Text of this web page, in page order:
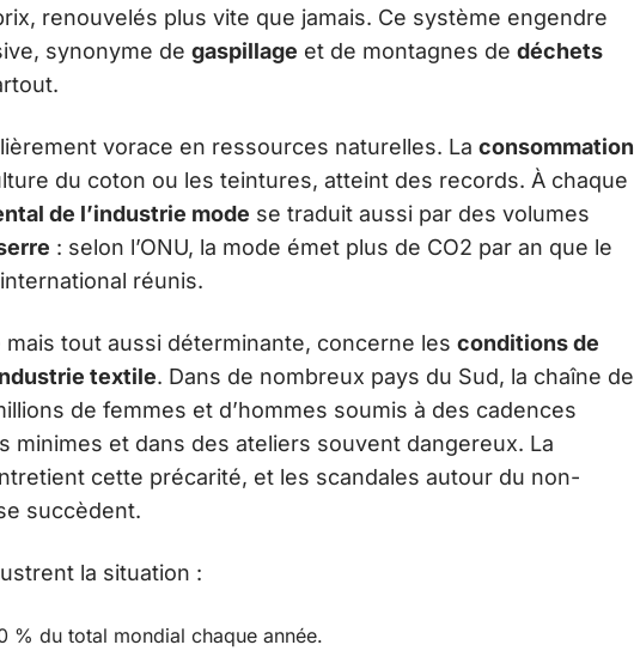
renouvelés plus vite que jamais. Ce système engendre
synonyme de gaspillage et de montagnes de déchets
vorace en ressources naturelles. La consommation
du coton ou les teintures, atteint des records. À chaque
de l’industrie mode se traduit aussi par des volumes
: selon l’ONU, la mode émet plus de CO2 par an que le
réunis.
mais tout aussi déterminante, concerne les conditions de
textile. Dans de nombreux pays du Sud, la chaîne de
de femmes et d’hommes soumis à des cadences
minimes et dans des ateliers souvent dangereux. La
cette précarité, et les scandales autour du non-
succèdent.
la situation :
% du total mondial chaque année.